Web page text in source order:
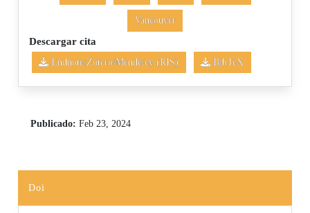
Vancouver
Descargar cita
Endnote/Zotero/Mendeley (RIS) BibTeX
Publicado: Feb 23, 2024
Doi